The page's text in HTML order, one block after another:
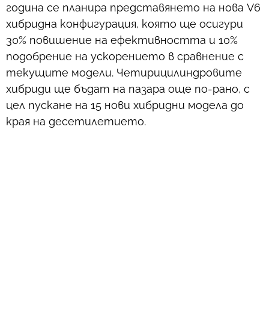
година се планира представянето на нова V6
хибридна конфигурация, която ще осигури
30% повишение на ефективността и 10%
подобрение на ускорението в сравнение с
текущите модели. Четирицилиндровите
хибриди ще бъдат на пазара още по-рано, с
цел пускане на 15 нови хибридни модела до
края на десетилетието.